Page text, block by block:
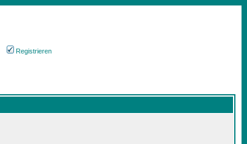
Registrieren